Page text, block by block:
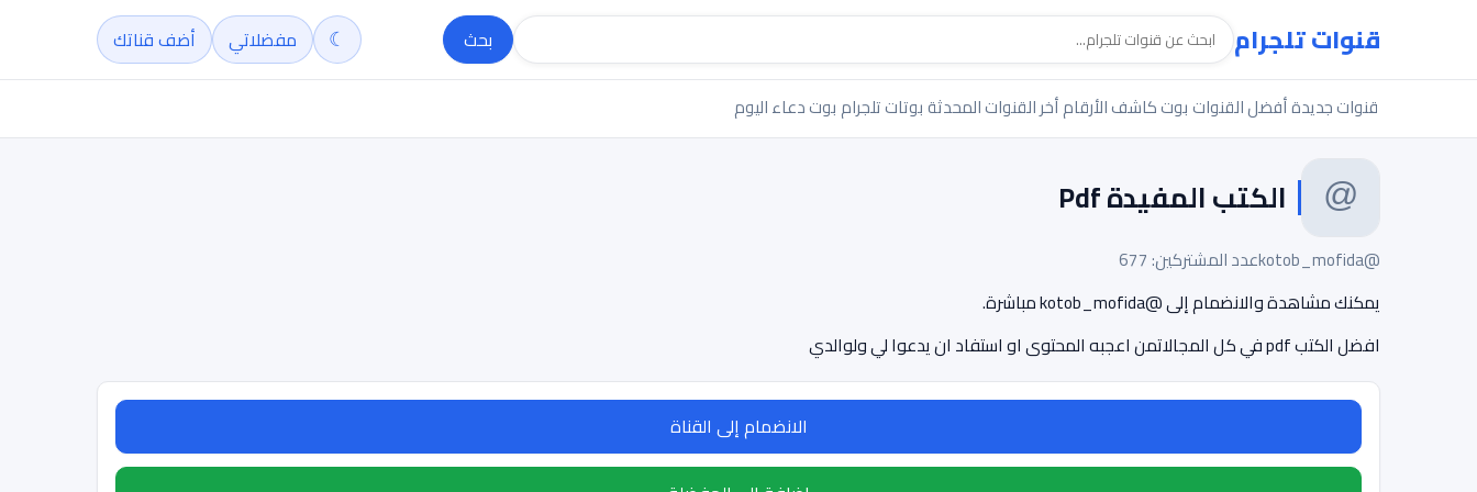
قنوات تلجرام بحث ☾ مفضلاتي أضف قناتك
قنوات جديدةأفضل القنواتبوت كاشف الأرقامأخر القنوات المحدثةبوتات تلجرام بوت دعاء اليوم
الكتب المفيدة Pdf
@kotob_mofida
عدد المشتركين: 677
يمكنك مشاهدة والانضمام إلى @kotob_mofida مباشرة.
افضل الكتب pdf في كل المجالاتمن اعجبه المحتوى او استفاد ان يدعوا لي ولوالدي
الانضمام إلى القناة